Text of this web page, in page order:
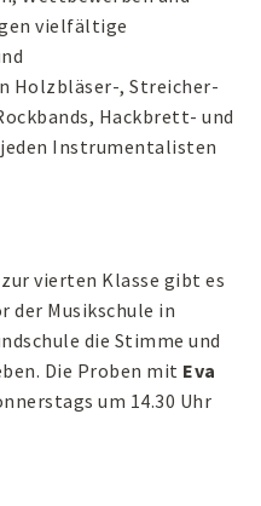
vielfältige
Holzbläser-, Streicher-
Hackbrett- und
Instrumentalisten
vierten Klasse gibt es
der Musikschule in
die Stimme und
Die Proben mit Eva
um 14.30 Uhr